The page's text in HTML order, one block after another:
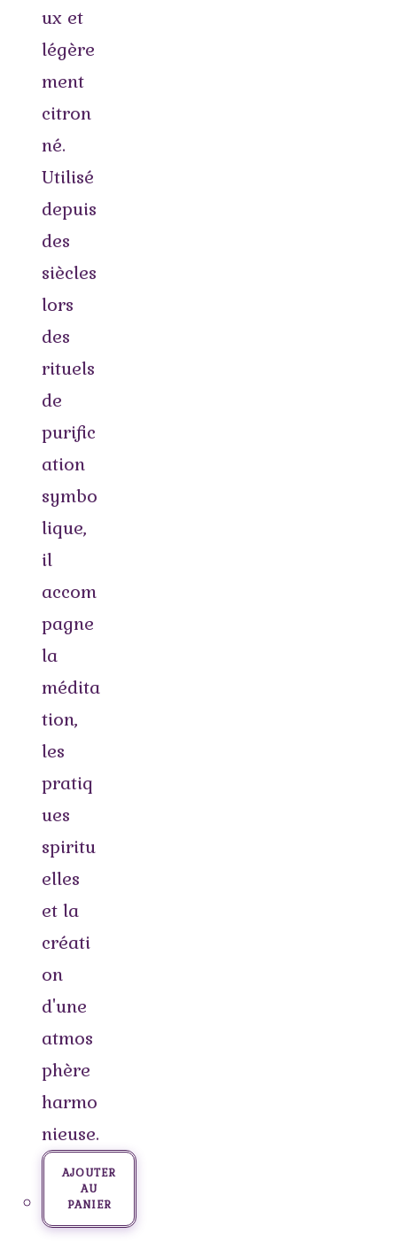
ux et
légère
ment
citron
né.
Utilisé
depuis
des
siècles
lors
des
rituels
de
purific
ation
symbo
lique,
il
accom
pagne
la
médita
tion,
les
pratiq
ues
spiritu
elles
et la
créati
on
d'une
atmos
phère
harmo
nieuse.
AJOUTER
AU
PANIER